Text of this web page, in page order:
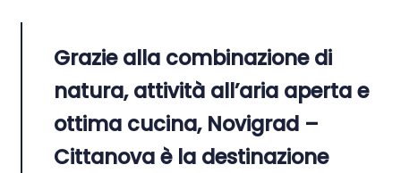
Grazie alla combinazione di
natura, attività all’aria aperta e
ottima cucina, Novigrad –
Cittanova è la destinazione